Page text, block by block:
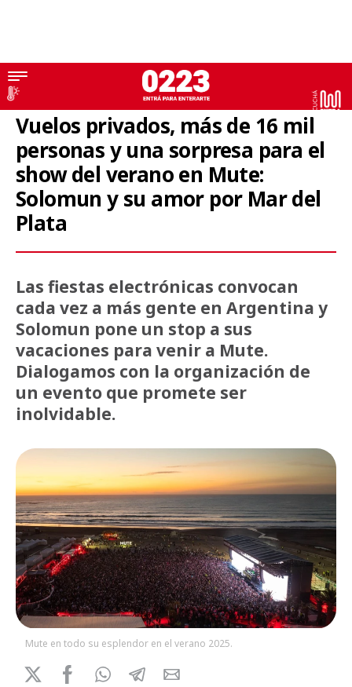
Fiestas electrónicas
Vuelos privados, más de 16 mil
personas y una sorpresa para el
show del verano en Mute:
Solomun y su amor por Mar del
Plata
Las fiestas electrónicas convocan
cada vez a más gente en Argentina y
Solomun pone un stop a sus
vacaciones para venir a Mute.
Dialogamos con la organización de
un evento que promete ser
inolvidable.
Mute en todo su esplendor en el verano 2025.